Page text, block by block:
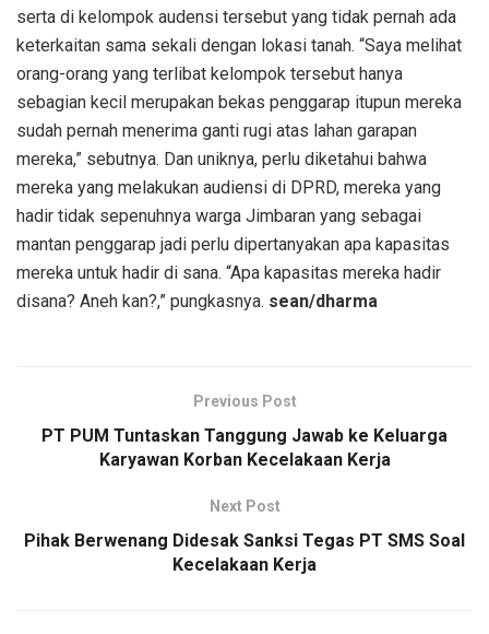
serta di kelompok audensi tersebut yang tidak pernah ada
keterkaitan sama sekali dengan lokasi tanah. “Saya melihat
orang-orang yang terlibat kelompok tersebut hanya
sebagian kecil merupakan bekas penggarap itupun mereka
sudah pernah menerima ganti rugi atas lahan garapan
mereka,” sebutnya. Dan uniknya, perlu diketahui bahwa
mereka yang melakukan audiensi di DPRD, mereka yang
hadir tidak sepenuhnya warga Jimbaran yang sebagai
mantan penggarap jadi perlu dipertanyakan apa kapasitas
mereka untuk hadir di sana. “Apa kapasitas mereka hadir
disana? Aneh kan?,” pungkasnya. sean/dharma
Previous Post
PT PUM Tuntaskan Tanggung Jawab ke Keluarga
Karyawan Korban Kecelakaan Kerja
Next Post
Pihak Berwenang Didesak Sanksi Tegas PT SMS Soal
Kecelakaan Kerja